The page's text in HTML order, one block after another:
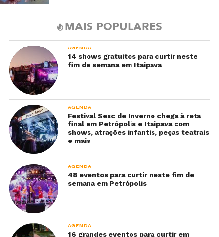
MAIS POPULARES
AGENDA
14 shows gratuitos para curtir neste
fim de semana em Itaipava
AGENDA
Festival Sesc de Inverno chega à reta
final em Petrópolis e Itaipava com
shows, atrações infantis, peças teatrais
e mais
AGENDA
48 eventos para curtir neste fim de
semana em Petrópolis
AGENDA
16 grandes eventos para curtir em